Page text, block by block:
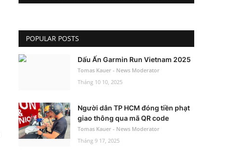
POPULAR POSTS
Dấu Ấn Garmin Run Vietnam 2025
Tomas Kauer - News Moderator
Tháng 10 10, 2025
Người dân TP HCM đóng tiền phạt
giao thông qua mã QR code
Tomas Kauer - News Moderator
Tháng 9 17, 2025